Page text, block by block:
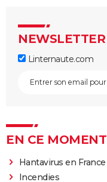
NEWSLETTER
Linternaute.com
EN CE MOMENT
Hantavirus en France
Incendies